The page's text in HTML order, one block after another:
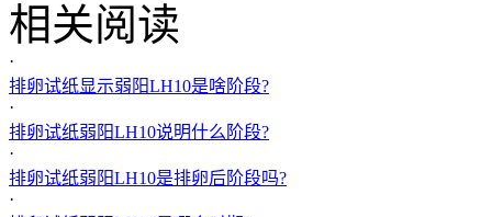
相关阅读
·
排卵试纸显示弱阳LH10是啥阶段?
·
排卵试纸弱阳LH10说明什么阶段?
·
排卵试纸弱阳LH10是排卵后阶段吗?
·